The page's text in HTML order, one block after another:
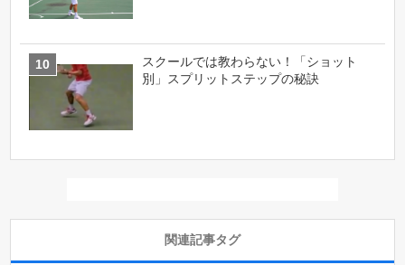
スクールでは教わらない！「ショット
別」スプリットステップの秘訣
関連記事タグ